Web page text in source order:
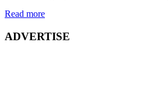
Read more
ADVERTISE